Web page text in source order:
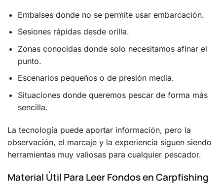
Embalses donde no se permite usar embarcación.
Sesiones rápidas desde orilla.
Zonas conocidas donde solo necesitamos afinar el
punto.
Escenarios pequeños o de presión media.
Situaciones donde queremos pescar de forma más
sencilla.
La tecnología puede aportar información, pero la
observación, el marcaje y la experiencia siguen siendo
herramientas muy valiosas para cualquier pescador.
Material Útil Para Leer Fondos en Carpfishing